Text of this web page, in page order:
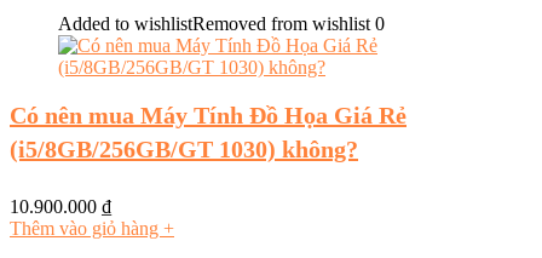
Added to wishlistRemoved from wishlist 0
Có nên mua Máy Tính Đồ Họa Giá Rẻ
(i5/8GB/256GB/GT 1030) không?
10.900.000 ₫
Thêm vào giỏ hàng +